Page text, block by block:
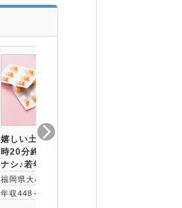
嬉しい土日祝休み★17
時20分終業で残業ほぼ
ナシ♪若年層の…
福岡県大牟田市
年収448～540万円